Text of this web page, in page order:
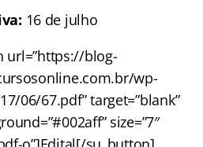
16 de julho
url=”https://blog-
wp-
06/67.pdf” target=”blank”
size=”7″